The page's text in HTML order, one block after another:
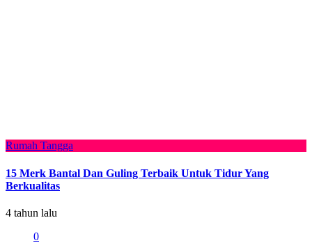
Rumah Tangga
15 Merk Bantal Dan Guling Terbaik Untuk Tidur Yang
Berkualitas
4 tahun lalu
0